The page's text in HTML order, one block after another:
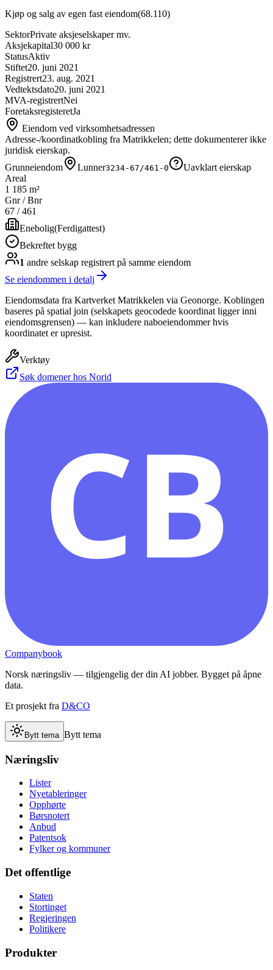
Kjøp og salg av egen fast eiendom(68.110)
SektorPrivate aksjeselskaper mv.
Aksjekapital30 000 kr
StatusAktiv
Stiftet20. juni 2021
Registrert23. aug. 2021
Vedtektsdato20. juni 2021
MVA-registrertNei
ForetaksregisteretJa
Eiendom ved virksomhetsadressen
Adresse-/koordinatkobling fra Matrikkelen; dette dokumenterer ikke
juridisk eierskap.
Grunneiendom
Lunner3234-67/461-0
Uavklart eierskap
Areal
1 185 m²
Gnr / Bnr
67 /461
Enebolig(Ferdigattest)
Bekreftet bygg
1 andre selskap registrert på samme eiendom
Se eiendommen i detalj
Eiendomsdata fra Kartverket Matrikkelen via Geonorge. Koblingen
baseres på spatial join (selskapets geocodede koordinat ligger inni
eiendomsgrensen) — kan inkludere naboeiendommer hvis
koordinatet er upresist.
Verktøy
Søk domener hos Norid
CB
Companybook
Norsk næringsliv — tilgjengelig der din AI jobber. Bygget på åpne
data.
Et prosjekt fra D&CO
Bytt tema Bytt tema
Næringsliv
Lister
Nyetableringer
Opphørte
Børsnotert
Anbud
Patentsok
Fylker og kommuner
Det offentlige
Staten
Stortinget
Regjeringen
Politikere
Produkter